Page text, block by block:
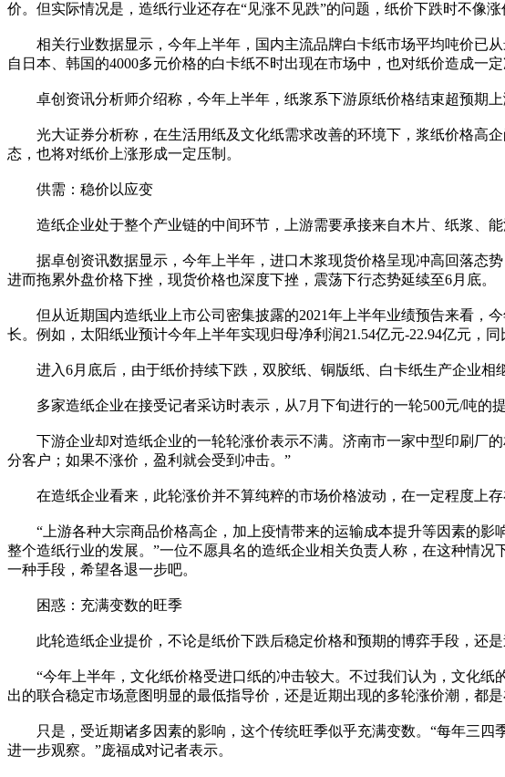
价。但实际情况是，造纸行业还存在“见涨不见跌”的问题，纸价下跌时不像
相关行业数据显示，今年上半年，国内主流品牌白卡纸市场平均吨价已从
自日本、韩国的4000多元价格的白卡纸不时出现在市场中，也对纸价造成一定
卓创资讯分析师介绍称，今年上半年，纸浆系下游原纸价格结束超预期上
光大证券分析称，在生活用纸及文化纸需求改善的环境下，浆纸价格高企
态，也将对纸价上涨形成一定压制。
供需：稳价以应变
造纸企业处于整个产业链的中间环节，上游需要承接来自木片、纸浆、能
据卓创资讯数据显示，今年上半年，进口木浆现货价格呈现冲高回落态势
进而拖累外盘价格下挫，现货价格也深度下挫，震荡下行态势延续至6月底。
但从近期国内造纸业上市公司密集披露的2021年上半年业绩预告来看，
长。例如，太阳纸业预计今年上半年实现归母净利润21.54亿元-22.94亿元，
进入6月底后，由于纸价持续下跌，双胶纸、铜版纸、白卡纸生产企业相
多家造纸企业在接受记者采访时表示，从7月下旬进行的一轮500元/吨的
下游企业却对造纸企业的一轮轮涨价表示不满。济南市一家中型印刷厂的
分客户；如果不涨价，盈利就会受到冲击。”
在造纸企业看来，此轮涨价并不算纯粹的市场价格波动，在一定程度上存
“上游各种大宗商品价格高企，加上疫情带来的运输成本提升等因素的影
整个造纸行业的发展。”一位不愿具名的造纸企业相关负责人称，在这种情
一种手段，希望各退一步吧。
困惑：充满变数的旺季
此轮造纸企业提价，不论是纸价下跌后稳定价格和预期的博弈手段，还是
“今年上半年，文化纸价格受进口纸的冲击较大。不过我们认为，文化纸
出的联合稳定市场意图明显的最低指导价，还是近期出现的多轮涨价潮，都
只是，受近期诸多因素的影响，这个传统旺季似乎充满变数。“每年三四
进一步观察。”庞福成对记者表示。